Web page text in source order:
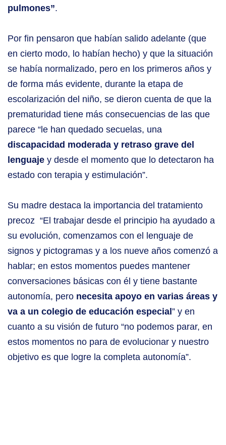
pulmones”.
Por fin pensaron que habían salido adelante (que
en cierto modo, lo habían hecho) y que la situación
se había normalizado, pero en los primeros años y
de forma más evidente, durante la etapa de
escolarización del niño, se dieron cuenta de que la
prematuridad tiene más consecuencias de las que
parece “le han quedado secuelas, una
discapacidad moderada y retraso grave del
lenguaje y desde el momento que lo detectaron ha
estado con terapia y estimulación”.
Su madre destaca la importancia del tratamiento
precoz “El trabajar desde el principio ha ayudado a
su evolución, comenzamos con el lenguaje de
signos y pictogramas y a los nueve años comenzó a
hablar; en estos momentos puedes mantener
conversaciones básicas con él y tiene bastante
autonomía, pero necesita apoyo en varias áreas y
va a un colegio de educación especial ” y en
cuanto a su visión de futuro “no podemos parar, en
estos momentos no para de evolucionar y nuestro
objetivo es que logre la completa autonomía”.